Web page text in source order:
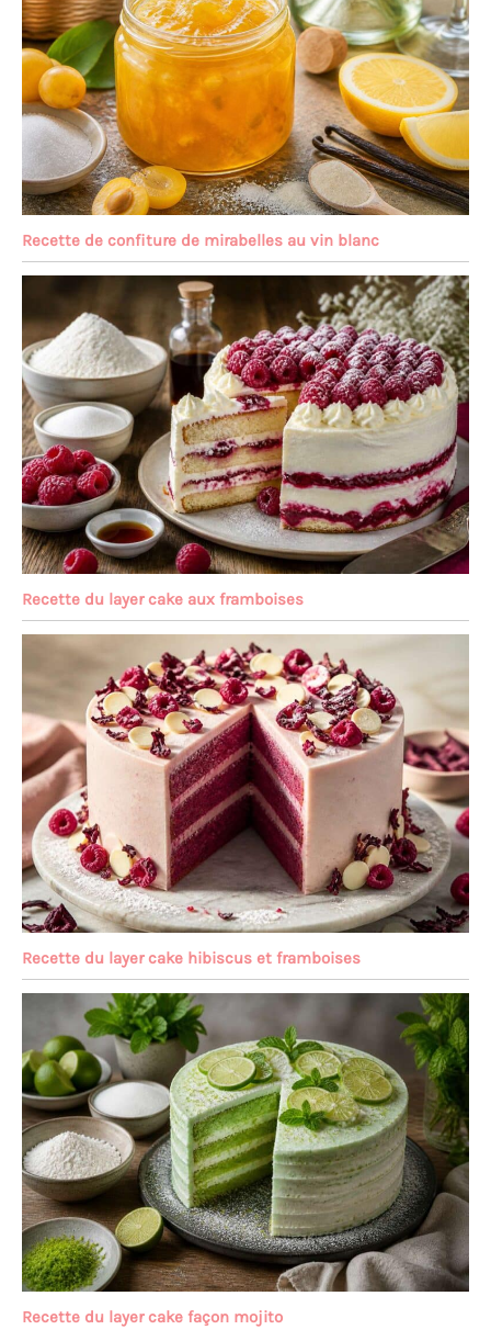
Recette de confiture de mirabelles au vin blanc
Recette du layer cake aux framboises
Recette du layer cake hibiscus et framboises
Recette du layer cake façon mojito